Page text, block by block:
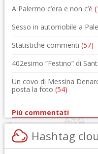
A Palermo c’era e non c’è
Sesso in automobile a
Statistiche commenti (57)
402esimo “Festino” di
Un covo di Messina
posta la foto (54)
Più commentati
Hashtag